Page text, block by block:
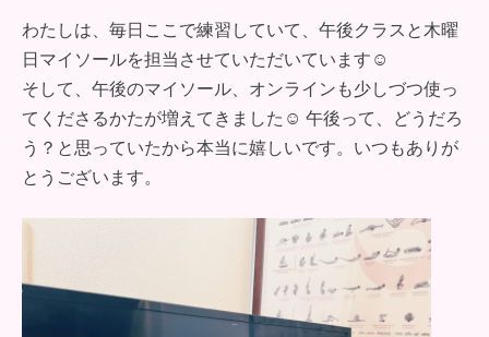
わたしは、毎日ここで練習していて、午後クラスと木曜
日マイソールを担当させていただいています☺︎
そして、午後のマイソール、オンラインも少しづつ使っ
てくださるかたが増えてきました☺︎ 午後って、どうだろ
う？と思っていたから本当に嬉しいです。いつもありが
とうございます。